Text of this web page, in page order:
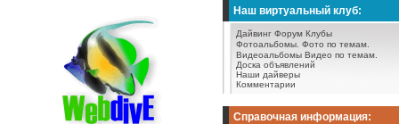
Наш виртуальный клуб:
Дайвинг Форум Клубы
Фотоальбомы. Фото по темам.
Видеоальбомы Видео по темам.
Доска объявлений
Наши дайверы
Комментарии
Справочная информация: